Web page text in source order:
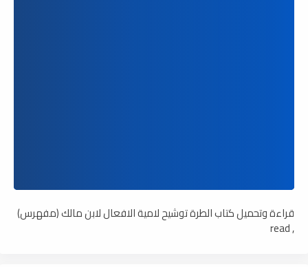
قراءة وتحميل كتاب الطرة توشيح لامية الافعال لابن مالك (مفهرس)
, read